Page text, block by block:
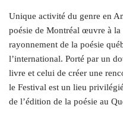
Unique activité du genre en
poésie de Montréal œuvre à
rayonnement de la poésie
l’international. Porté par un
livre et celui de créer une
le Festival est un lieu
de l’édition de la poésie au